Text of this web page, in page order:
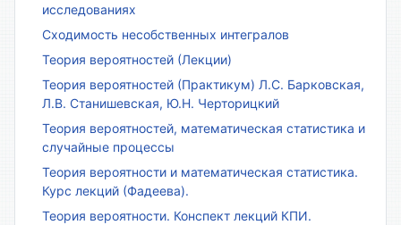
исследованиях
Сходимость несобственных интегралов
Теория вероятностей (Лекции)
Теория вероятностей (Практикум) Л.С. Барковская,
Л.В. Станишевская, Ю.Н. Черторицкий
Теория вероятностей, математическая статистика и
случайные процессы
Теория вероятности и математическая статистика.
Курс лекций (Фадеева).
Теория вероятности. Конспект лекций КПИ.